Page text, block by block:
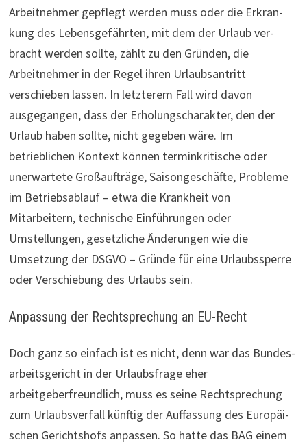
Arbeitnehmer gepflegt werden muss oder die Erkran­
kung des Lebens­ge­fährten, mit dem der Urlaub ver­
bracht werden sollte, zählt zu den Gründen, die
Arbeitnehmer in der Regel ihren Urlaubsantritt
verschieben lassen. In letzterem Fall wird davon
ausgegangen, dass der Erholungscharakter, den der
Urlaub haben sollte, nicht gegeben wäre. Im
betrieblichen Kontext können terminkritische oder
unerwartete Großauf­träge, Saisongeschäfte, Pro­bleme
im Betriebs­ab­lauf – etwa die Krankheit von
Mitarbeitern, technische Einführungen oder
Umstellungen, gesetzliche Änderungen wie die
Umsetzung der DSGVO – Gründe für eine Urlaubssperre
oder Verschiebung des Urlaubs sein.
Anpassung der Rechtsprechung an EU-Recht
Doch ganz so einfach ist es nicht, denn war das Bun­des­
ar­beits­ge­richt in der Urlaubsfrage eher
arbeitgeberfreundlich, muss es seine Recht­spre­chung
zum Urlaubs­ver­fall künftig der Auffassung des Euro­päi­
schen Gerichtshofs anpassen. So hatte das BAG einem